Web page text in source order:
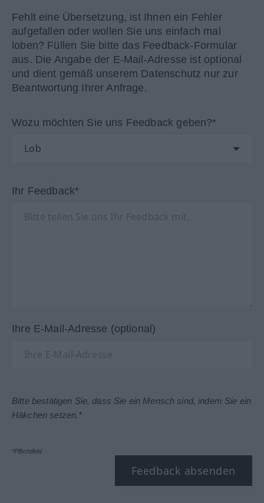
Fehlt eine Übersetzung, ist Ihnen ein Fehler
aufgefallen oder wollen Sie uns einfach mal
loben? Füllen Sie bitte das Feedback-Formular
aus. Die Angabe der E-Mail-Adresse ist optional
und dient gemäß unserem Datenschutz nur zur
Beantwortung Ihrer Anfrage.
Wozu möchten Sie uns Feedback geben?*
Ihr Feedback*
Ihre E-Mail-Adresse (optional)
Bitte bestätigen Sie, dass Sie ein Mensch sind, indem Sie ein
Häkchen setzen.*
*Pflichtfeld
Feedback absenden